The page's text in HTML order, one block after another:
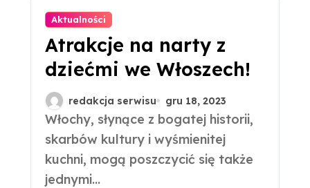
Aktualności
Atrakcje na narty z
dziećmi we Włoszech!
redakcja serwisu gru 18, 2023
Włochy, słynące z bogatej historii,
skarbów kultury i wyśmienitej
kuchni, mogą poszczycić się także
jednymi...